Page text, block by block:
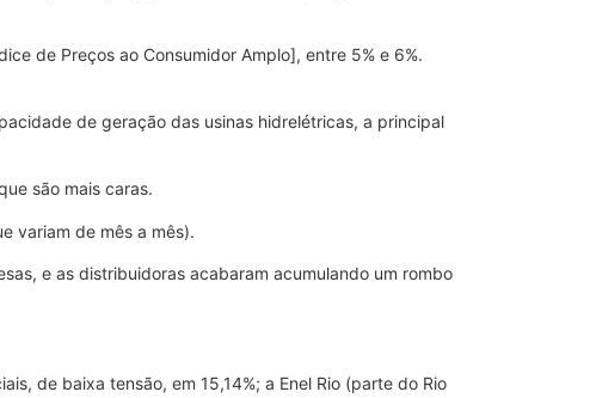
de Preços ao Consumidor Amplo], entre 5% e 6%.
de geração das usinas hidrelétricas, a principal
são mais caras.
variam de mês a mês).
e as distribuidoras acabaram acumulando um rombo
de baixa tensão, em 15,14%; a Enel Rio (parte do Rio